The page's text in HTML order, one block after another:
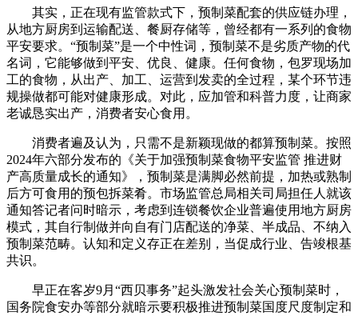
其实，正在现有监管款式下，预制菜配套的供应链办理，
从地方厨房到运输配送、餐厨存储等，曾经都有一系列的食物
平安要求。“预制菜”是一个中性词，预制菜不是劣质产物的代
名词，它能够做到平安、优良、健康。任何食物，包罗现场加
工的食物，从出产、加工、运营到发卖的全过程，某个环节违
规操做都可能对健康形成。对此，应加管和科普力度，让商家
老诚恳实出产，消费者安心食用。
消费者遍及认为，只需不是新颖现做的都算预制菜。按照
2024年六部分发布的《关于加强预制菜食物平安监管 推进财
产高质量成长的通知》，预制菜是满脚必然前提，加热或熟制
后方可食用的预包拆菜肴。市场监管总局相关司局担任人就该
通知答记者问时暗示，考虑到连锁餐饮企业普遍使用地方厨房
模式，其自行制做并向自有门店配送的净菜、半成品、不纳入
预制菜范畴。认知和定义存正在差别，当促成行业、告竣根基
共识。
早正在客岁9月“西贝事务”起头激发社会关心预制菜时，
国务院食安办等部分就暗示要积极推进预制菜国度尺度制定和